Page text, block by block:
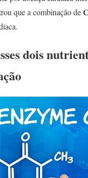
que a combinação de
dois